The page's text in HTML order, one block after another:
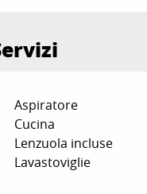
Aspiratore
Cucina
Lenzuola incluse
Lavastoviglie